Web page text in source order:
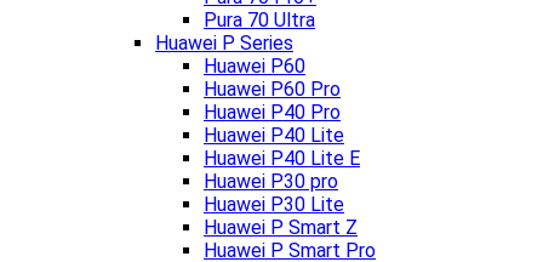
Pura 70 Ultra
Huawei P Series
Huawei P60
Huawei P60 Pro
Huawei P40 Pro
Huawei P40 Lite
Huawei P40 Lite E
Huawei P30 pro
Huawei P30 Lite
Huawei P Smart Z
Huawei P Smart Pro